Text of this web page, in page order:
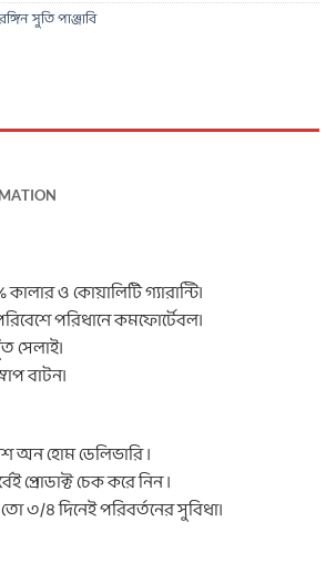
রঙ্গিন সুতি পাঞ্জাবি
ও কোয়ালিটি গ্যারান্টি।
পরিধানে কমফোর্টেবল।
সেলাই।
বাটন।
অন হোম ডেলিভারি ।
প্রোডাক্ট চেক করে নিন ।
৩/৪ দিনেই পরিবর্তনের সুবিধা।